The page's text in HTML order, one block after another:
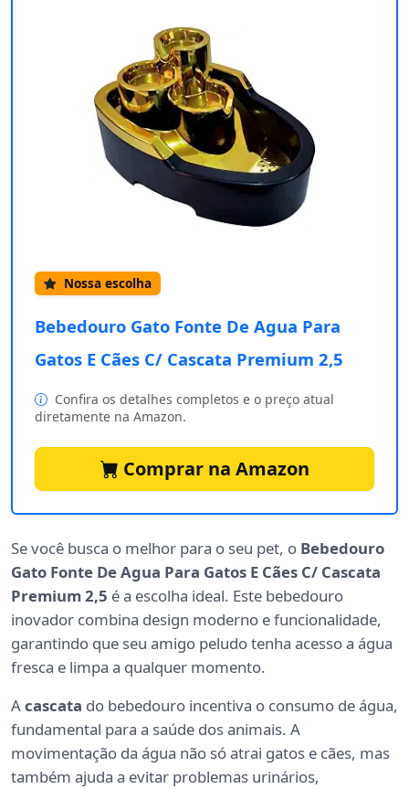
Nossa escolha
Bebedouro Gato Fonte De Agua Para
Gatos E Cães C/ Cascata Premium 2,5
Confira os detalhes completos e o preço atual
diretamente na Amazon.
Comprar na Amazon
Se você busca o melhor para o seu pet, o Bebedouro
Gato Fonte De Agua Para Gatos E Cães C/ Cascata
Premium 2,5 é a escolha ideal. Este bebedouro
inovador combina design moderno e funcionalidade,
garantindo que seu amigo peludo tenha acesso a água
fresca e limpa a qualquer momento.
Acascata do bebedouro incentiva o consumo de água,
fundamental para a saúde dos animais. A
movimentação da água não só atrai gatos e cães, mas
também ajuda a evitar problemas urinários,